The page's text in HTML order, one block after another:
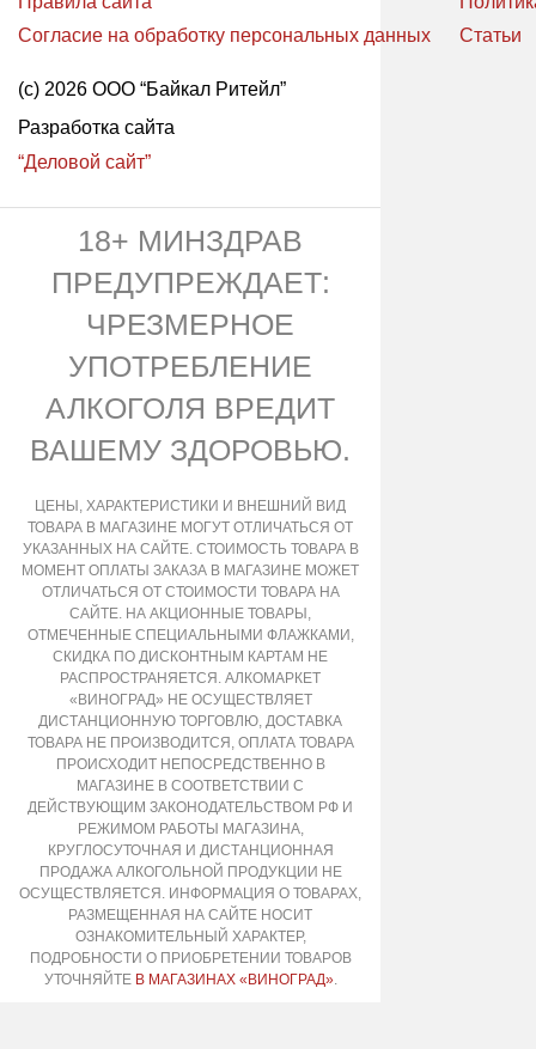
Согласие на обработку персональных данных
Статьи
(с) 2026 ООО “Байкал Ритейл”
Разработка сайта
“Деловой сайт”
18+ МИНЗДРАВ
ПРЕДУПРЕЖДАЕТ:
ЧРЕЗМЕРНОЕ
УПОТРЕБЛЕНИЕ
АЛКОГОЛЯ ВРЕДИТ
ВАШЕМУ ЗДОРОВЬЮ.
ЦЕНЫ, ХАРАКТЕРИСТИКИ И ВНЕШНИЙ ВИД
ТОВАРА В МАГАЗИНЕ МОГУТ ОТЛИЧАТЬСЯ ОТ
УКАЗАННЫХ НА САЙТЕ. СТОИМОСТЬ ТОВАРА В
МОМЕНТ ОПЛАТЫ ЗАКАЗА В МАГАЗИНЕ МОЖЕТ
ОТЛИЧАТЬСЯ ОТ СТОИМОСТИ ТОВАРА НА
САЙТЕ. НА АКЦИОННЫЕ ТОВАРЫ,
ОТМЕЧЕННЫЕ СПЕЦИАЛЬНЫМИ ФЛАЖКАМИ,
СКИДКА ПО ДИСКОНТНЫМ КАРТАМ НЕ
РАСПРОСТРАНЯЕТСЯ. АЛКОМАРКЕТ
«ВИНОГРАД» НЕ ОСУЩЕСТВЛЯЕТ
ДИСТАНЦИОННУЮ ТОРГОВЛЮ, ДОСТАВКА
ТОВАРА НЕ ПРОИЗВОДИТСЯ, ОПЛАТА ТОВАРА
ПРОИСХОДИТ НЕПОСРЕДСТВЕННО В
МАГАЗИНЕ В СООТВЕТСТВИИ С
ДЕЙСТВУЮЩИМ ЗАКОНОДАТЕЛЬСТВОМ РФ И
РЕЖИМОМ РАБОТЫ МАГАЗИНА,
КРУГЛОСУТОЧНАЯ И ДИСТАНЦИОННАЯ
ПРОДАЖА АЛКОГОЛЬНОЙ ПРОДУКЦИИ НЕ
ОСУЩЕСТВЛЯЕТСЯ. ИНФОРМАЦИЯ О ТОВАРАХ,
РАЗМЕЩЕННАЯ НА САЙТЕ НОСИТ
ОЗНАКОМИТЕЛЬНЫЙ ХАРАКТЕР,
ПОДРОБНОСТИ О ПРИОБРЕТЕНИИ ТОВАРОВ
УТОЧНЯЙТЕ В МАГАЗИНАХ «ВИНОГРАД».